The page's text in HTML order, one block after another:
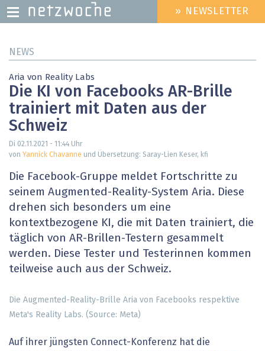
zum
HEADER
MENU
» NEWSLETTER
NEWS
Aria von Reality Labs
Die KI von Facebooks AR-Brille
trainiert mit Daten aus der
Schweiz
Di 02.11.2021 - 11:44 Uhr
von Yannick Chavanne und Übersetzung: Saray-Lien Keser, kfi
Die Facebook-Gruppe meldet Fortschritte zu
seinem Augmented-Reality-System Aria. Diese
drehen sich besonders um eine
kontextbezogene KI, die mit Daten trainiert, die
täglich von AR-Brillen-Testern gesammelt
werden. Diese Tester und Testerinnen kommen
teilweise auch aus der Schweiz.
Die Augmented-Reality-Brille Aria von Facebooks respektive
Meta's Reality Labs. (Source: Meta)
Auf ihrer jüngsten Connect-Konferenz hat die